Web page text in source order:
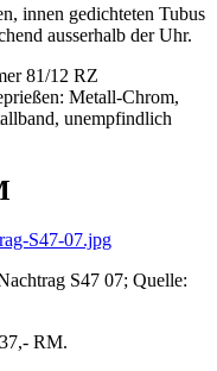
innen gedichteten Tubus
ausserhalb der Uhr.
81/12 RZ
Metall-Chrom,
unempfindlich
S47 07; Quelle:
RM.